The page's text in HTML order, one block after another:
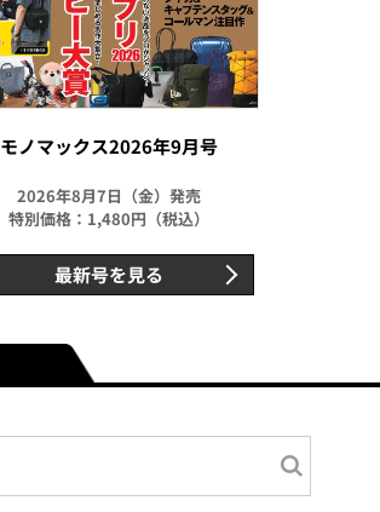
モノマックス2026年9月号
2026年8月7日（金）発売
特別価格：1,480円（税込）
最新号を見る